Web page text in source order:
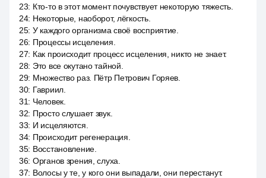
23: Кто-то в этот момент почувствует некоторую тяжесть.
24: Некоторые, наоборот, лёгкость.
25: У каждого организма своё восприятие.
26: Процессы исцеления.
27: Как происходит процесс исцеления, никто не знает.
28: Это все окутано тайной.
29: Множество раз. Пётр Петрович Горяев.
30: Гавриил.
31: Человек.
32: Просто слушает звук.
33: И исцеляются.
34: Происходит регенерация.
35: Восстановление.
36: Органов зрения, слуха.
37: Волосы у те, у кого они выпадали, они перестанут.